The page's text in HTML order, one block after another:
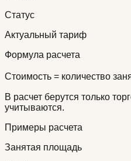
Статус
Актуальный тариф
Формула расчета
Стоимость = количество
В расчет берутся только
учитываются.
Примеры расчета
Занятая площадь